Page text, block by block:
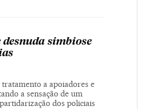
desnuda simbiose
a apoiadores e
a sensação de um
dos policiais